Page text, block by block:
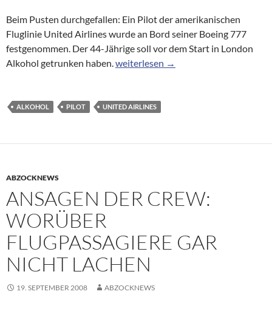
Beim Pusten durchgefallen: Ein Pilot der amerikanischen
Fluglinie United Airlines wurde an Bord seiner Boeing 777
festgenommen. Der 44-Jährige soll vor dem Start in London
Alkohol getrunken haben.Alkoholisierter Pilot vor dem Start
weiterlesen →
ALKOHOL PILOT UNITED AIRLINES
ABZOCKNEWS
ANSAGEN DER CREW:
WORÜBER
FLUGPASSAGIERE GAR
NICHT LACHEN
19. SEPTEMBER 2008 ABZOCKNEWS